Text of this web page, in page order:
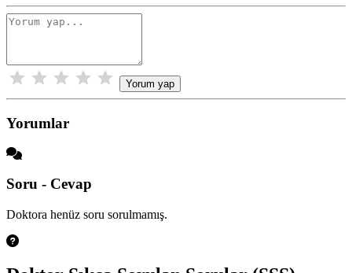
Yorum yap
Yorumlar
Soru - Cevap
Doktora henüz soru sorulmamış.